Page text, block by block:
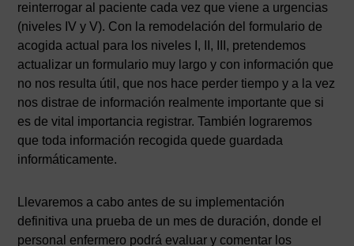
reinterrogar al paciente cada vez que viene a urgencias
(niveles IV y V). Con la remodelación del formulario de
acogida actual para los niveles I, II, III, pretendemos
actualizar un formulario muy largo y con información que
no nos resulta útil, que nos hace perder tiempo y a la vez
nos distrae de información realmente importante que si
es de vital importancia registrar. También lograremos
que toda información recogida quede guardada
informáticamente.
Llevaremos a cabo antes de su implementación
definitiva una prueba de un mes de duración, donde el
personal enfermero podrá evaluar y comentar los